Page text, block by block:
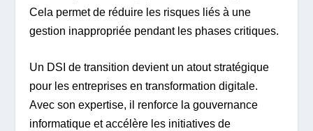
Cela permet de réduire les risques liés à une
gestion inappropriée pendant les phases critiques.
Un DSI de transition devient un atout stratégique
pour les entreprises en transformation digitale.
Avec son expertise, il renforce la gouvernance
informatique et accélère les initiatives de